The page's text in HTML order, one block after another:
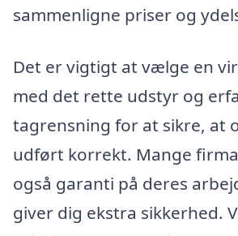
sammenligne priser og
Det er vigtigt at vælge en
med det rette udstyr og
tagrensning for at sikre, at
udført korrekt. Mange
også garanti på deres
giver dig ekstra sikkerhed.